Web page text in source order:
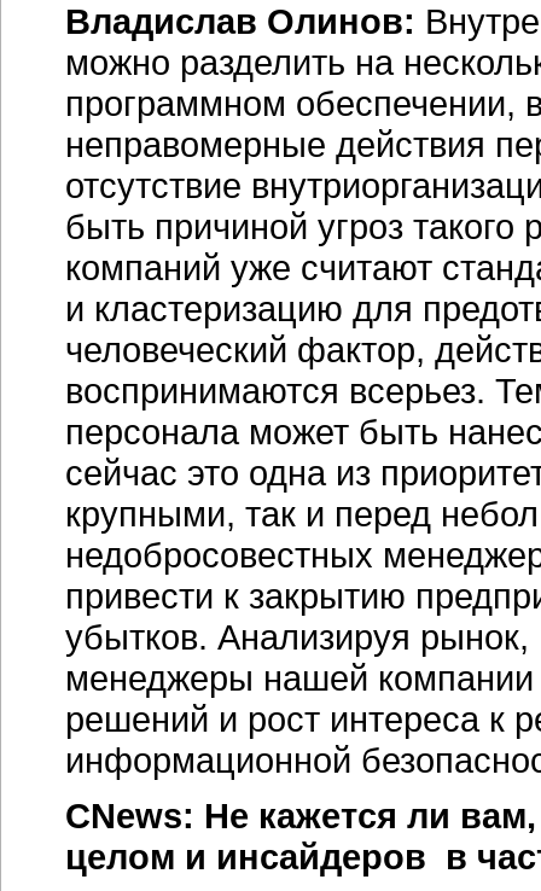
Владислав Олинов:
можно разделить на
программном обеспечении,
неправомерные действия
отсутствие
быть причиной угроз
компаний уже считают
и кластеризацию для
человеческий фактор,
воспринимаются всерьез.
персонала может быть
сейчас это одна из
крупными, так и перед
недобросовестных
привести к закрытию
убытков. Анализируя
менеджеры нашей компании
решений и рост интереса к
информационной
CNews: Не кажется ли
целом и инсайдеров в